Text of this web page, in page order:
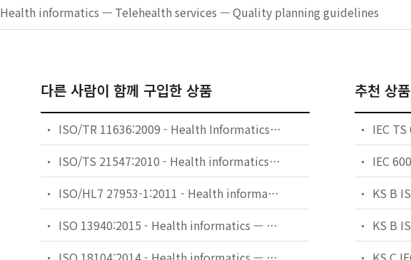
Health informatics — Telehealth services — Quality planning guidelines
다른 사람이 함께 구입한 상품
ISO/TR 11636:2009 - Health Informatics — Dynamic on-demand virtual private network for health information infrastructure
ISO/TS 21547:2010 - Health informatics — Security requirements for archiving of electronic health records — Principles
ISO/HL7 27953-1:2011 - Health informatics — Individual case safety reports (ICSRs) in pharmacovigilance — Part 1: Framework for adverse event reporting
ISO 13940:2015 - Health informatics — System of concepts to support continuity of care
추천 상품